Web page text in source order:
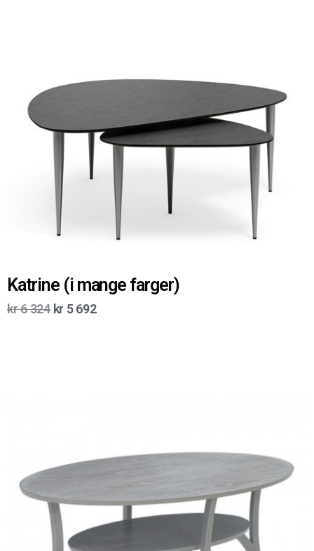
Katrine (i mange farger)
kr6 324 kr 5 692